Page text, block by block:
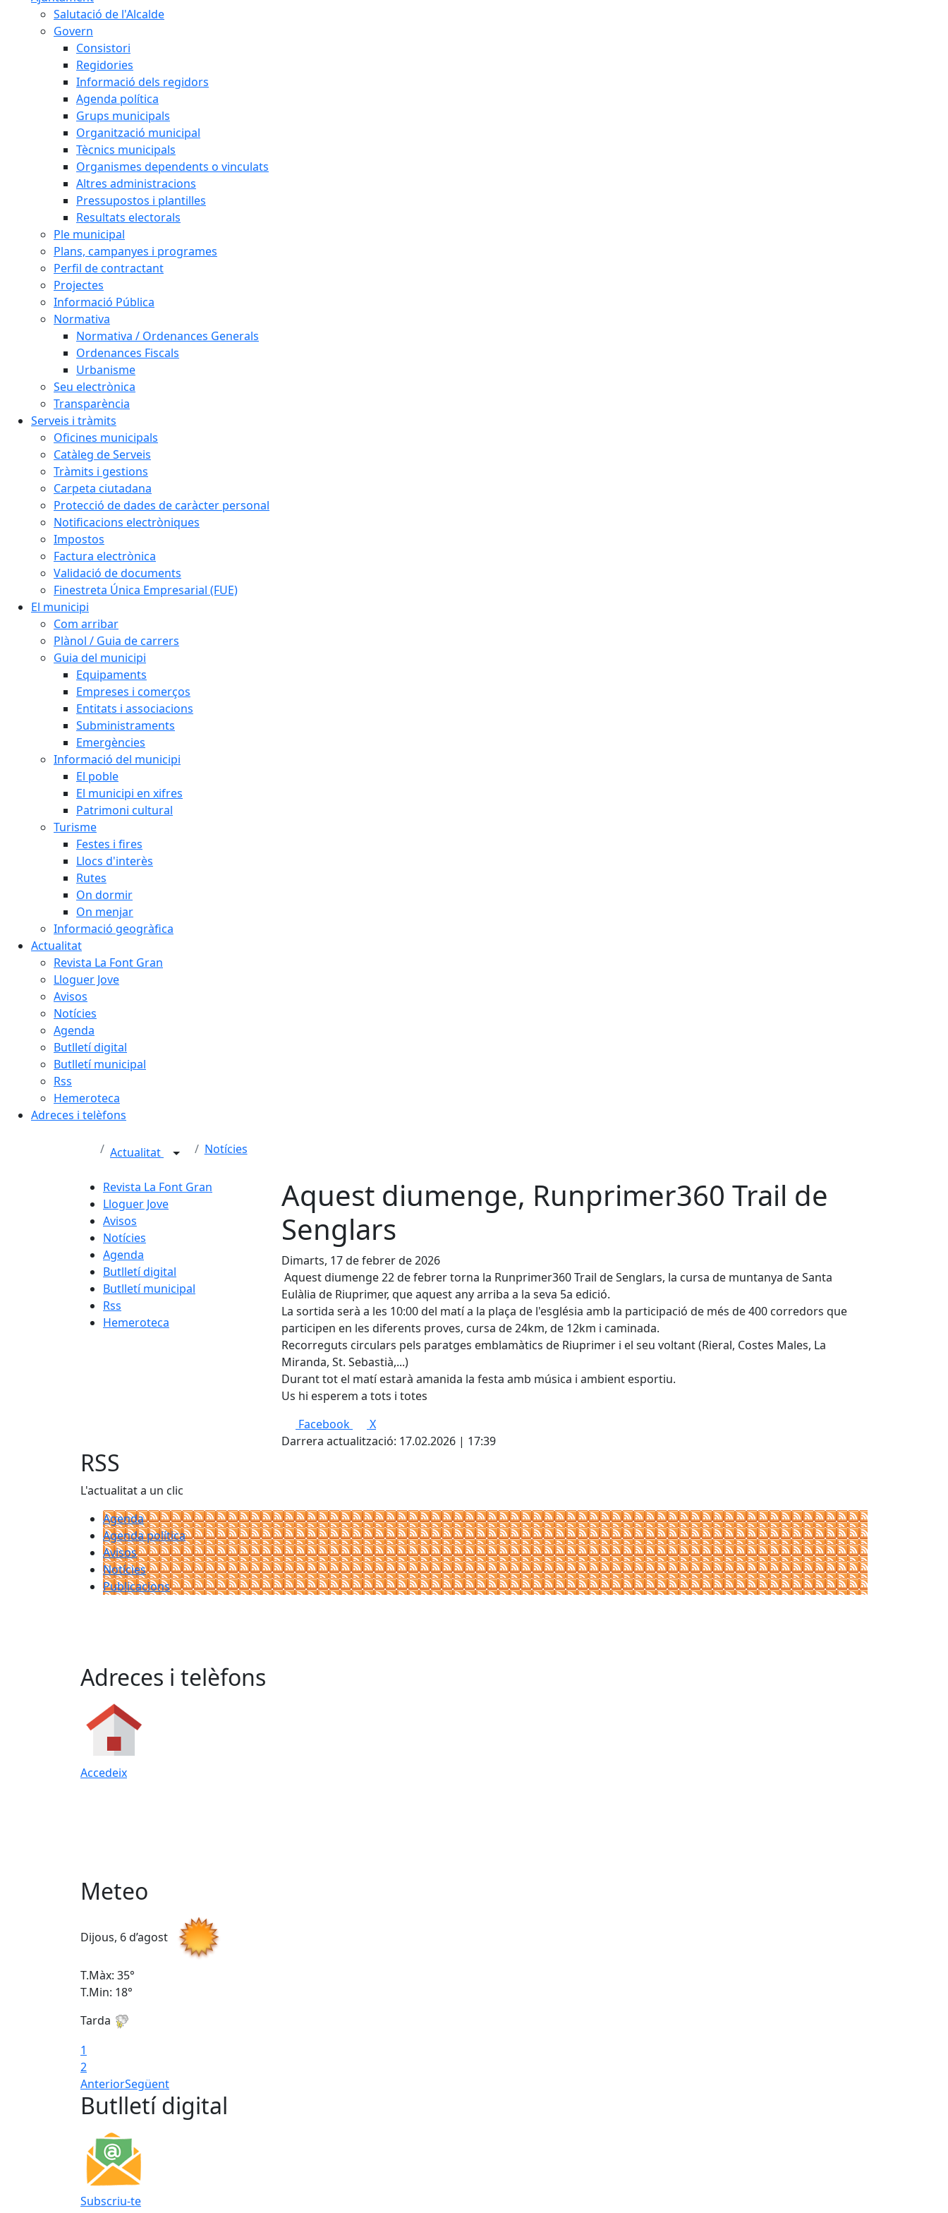
Salutació de l'Alcalde
Govern
Consistori
Regidories
Informació dels regidors
Agenda política
Grups municipals
Organització municipal
Tècnics municipals
Organismes dependents o vinculats
Altres administracions
Pressupostos i plantilles
Resultats electorals
Ple municipal
Plans, campanyes i programes
Perfil de contractant
Projectes
Informació Pública
Normativa
Normativa / Ordenances Generals
Ordenances Fiscals
Urbanisme
Seu electrònica
Transparència
Serveis i tràmits
Oficines municipals
Catàleg de Serveis
Tràmits i gestions
Carpeta ciutadana
Protecció de dades de caràcter personal
Notificacions electròniques
Impostos
Factura electrònica
Validació de documents
Finestreta Única Empresarial (FUE)
El municipi
Com arribar
Plànol / Guia de carrers
Guia del municipi
Equipaments
Empreses i comerços
Entitats i associacions
Subministraments
Emergències
Informació del municipi
El poble
El municipi en xifres
Patrimoni cultural
Turisme
Festes i fires
Llocs d'interès
Rutes
On dormir
On menjar
Informació geogràfica
Actualitat
Revista La Font Gran
Lloguer Jove
Avisos
Notícies
Agenda
Butlletí digital
Butlletí municipal
Rss
Hemeroteca
Adreces i telèfons
Actualitat Notícies
Revista La Font Gran
Lloguer Jove
Avisos
Notícies
Agenda
Butlletí digital
Butlletí municipal
Rss
Hemeroteca
Aquest diumenge, Runprimer360 Trail de
Senglars
Dimarts, 17 de febrer de 2026
Aquest diumenge 22 de febrer torna la Runprimer360 Trail de Senglars, la cursa de muntanya de Santa
Eulàlia de Riuprimer, que aquest any arriba a la seva 5a edició.
La sortida serà a les 10:00 del matí a la plaça de l'església amb la participació de més de 400 corredors que
participen en les diferents proves, cursa de 24km, de 12km i caminada.
Recorreguts circulars pels paratges emblamàtics de Riuprimer i el seu voltant (Rieral, Costes Males, La
Miranda, St. Sebastià,...)
Durant tot el matí estarà amanida la festa amb música i ambient esportiu.
Us hi esperem a tots i totes
Facebook
X
Darrera actualització: 17.02.2026 | 17:39
RSS
L'actualitat a un clic
Agenda
Agenda política
Avisos
Notícies
Publicacions
Adreces i telèfons
Accedeix
Meteo
Dijous, 6 d’agost
T.Màx: 35°
T.Min: 18°
Tarda
1
2
AnteriorSegüent
Butlletí digital
Subscriu-te